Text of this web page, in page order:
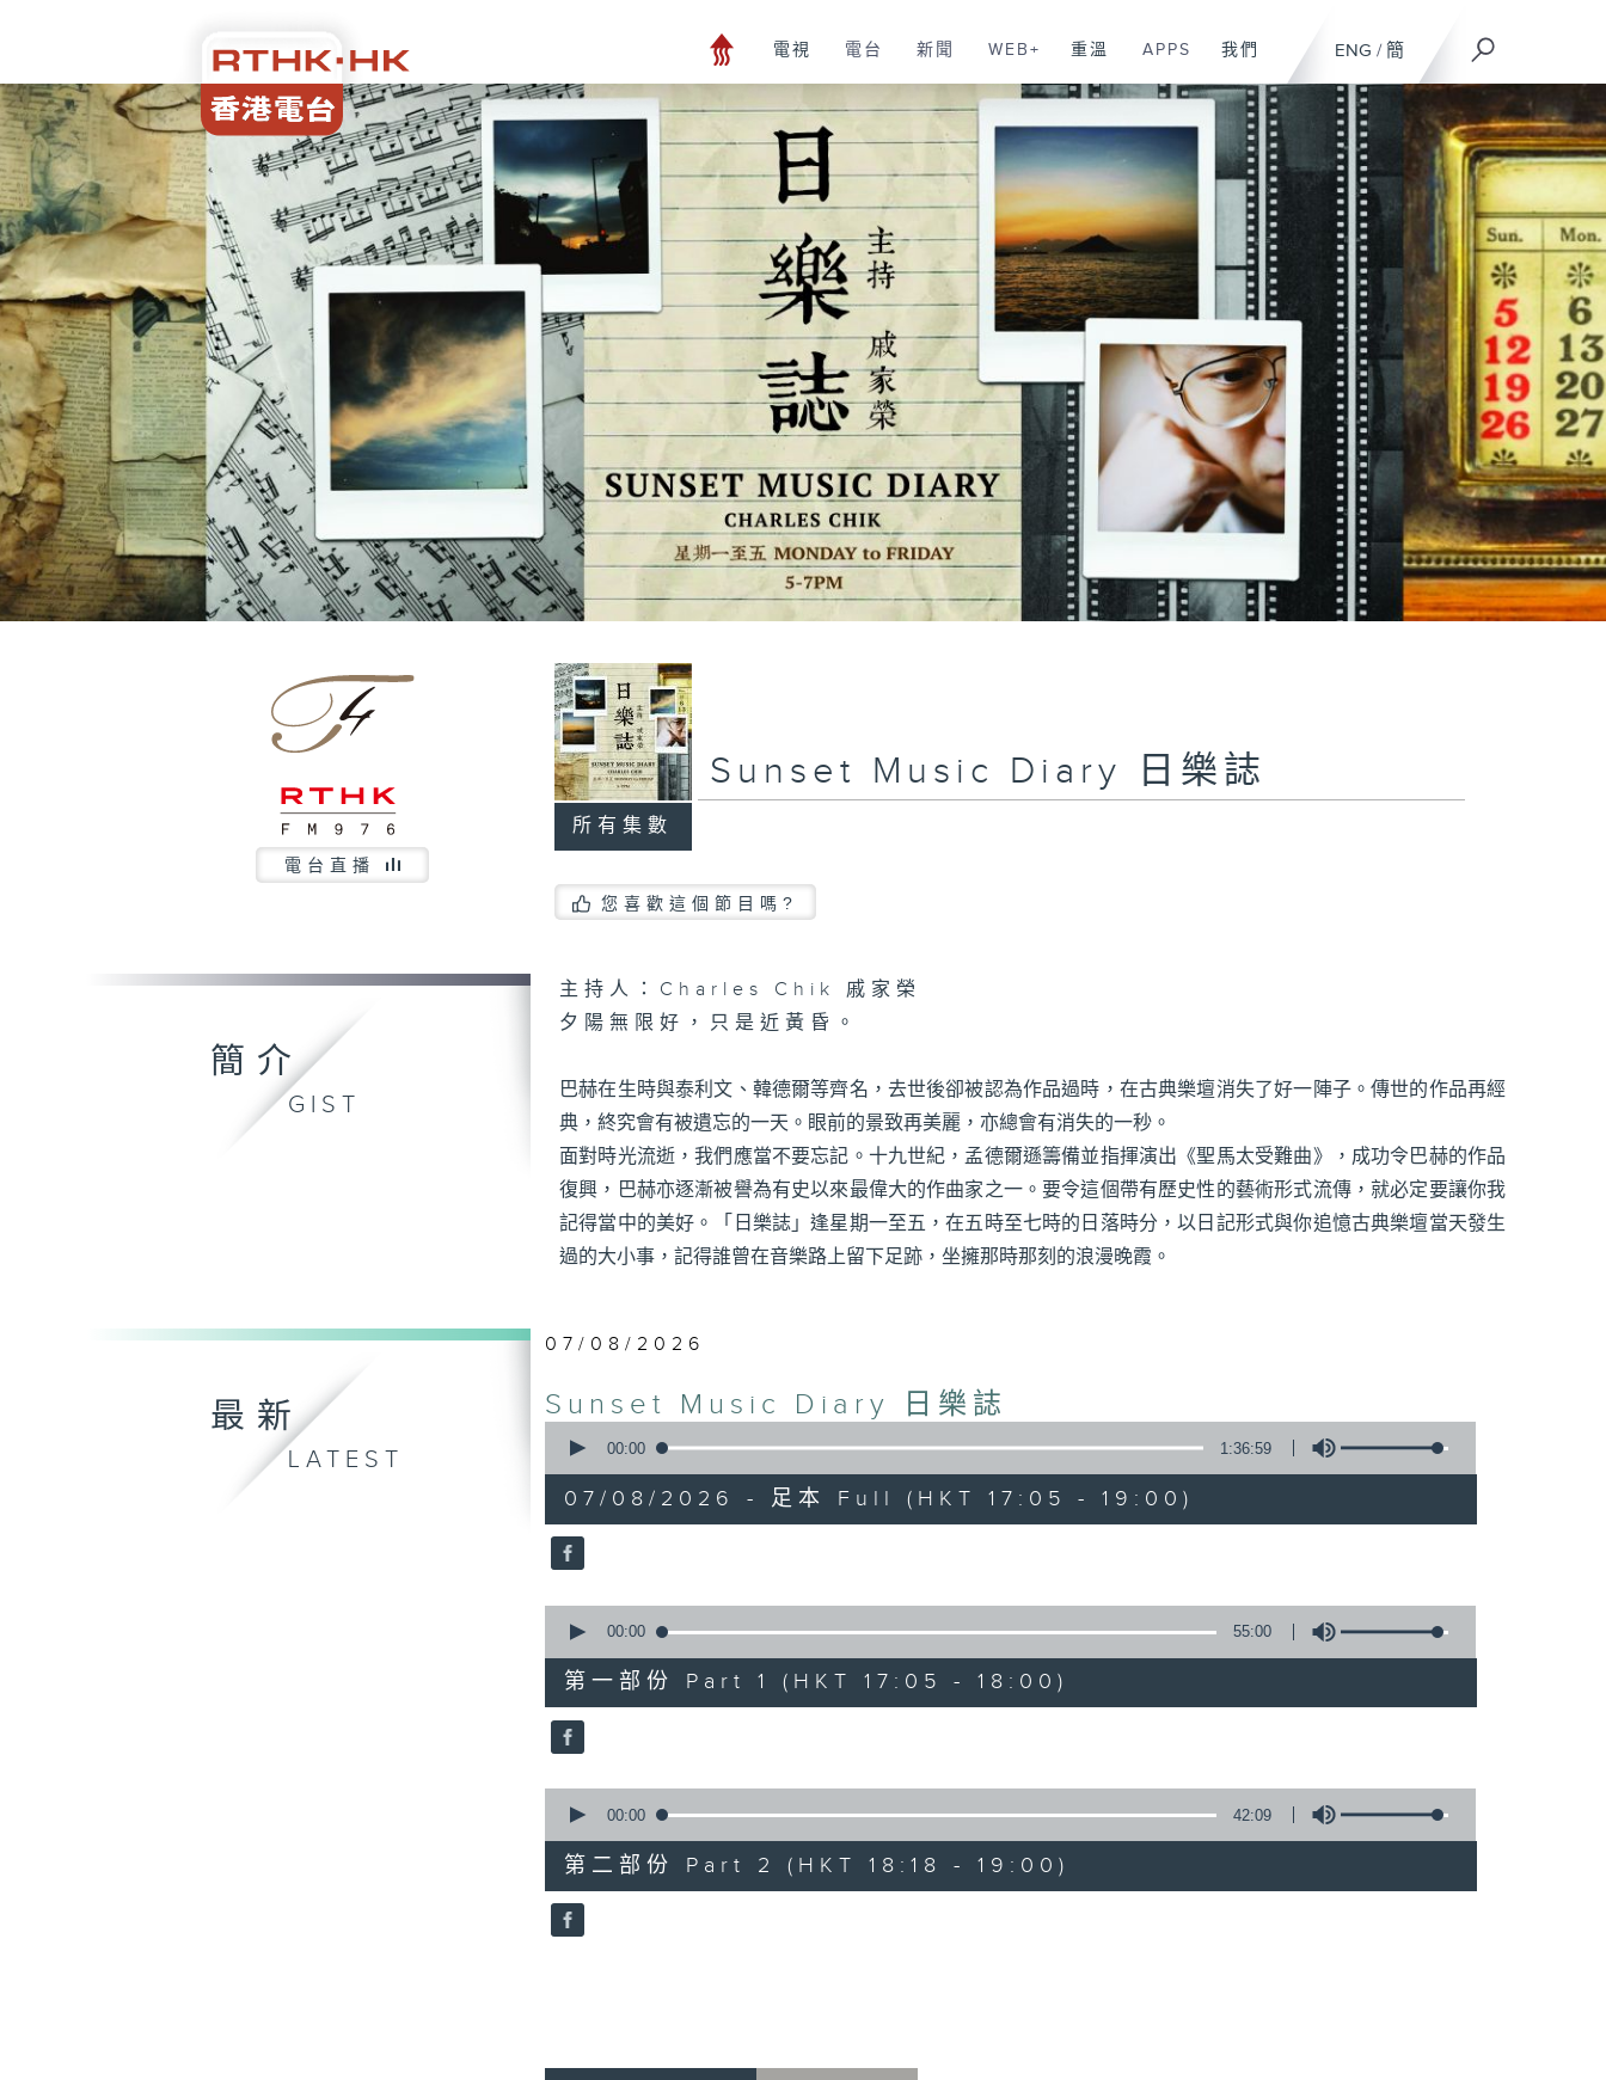
ENG / 簡
電視 電台 新聞 WEB+ 重溫 APPS 我們
電台直播
所有集數
Sunset Music Diary 日樂誌
您喜歡這個節目嗎?
簡介
GIST
主持人：Charles Chik 戚家榮
夕陽無限好，只是近黃昏。
巴赫在生時與泰利文、韓德爾等齊名，去世後卻被認為作品過時，在古典樂壇消失了好一陣子。傳世的作品再經
典，終究會有被遺忘的一天。眼前的景致再美麗，亦總會有消失的一秒。
面對時光流逝，我們應當不要忘記。十九世紀，孟德爾遜籌備並指揮演出《聖馬太受難曲》，成功令巴赫的作品
復興，巴赫亦逐漸被譽為有史以來最偉大的作曲家之一。要令這個帶有歷史性的藝術形式流傳，就必定要讓你我
記得當中的美好。「日樂誌」逢星期一至五，在五時至七時的日落時分，以日記形式與你追憶古典樂壇當天發生
過的大小事，記得誰曾在音樂路上留下足跡，坐擁那時那刻的浪漫晚霞。
最新
LATEST
07/08/2026
Sunset Music Diary 日樂誌
seconds
hour,
36
minutes,
59
90%
00:00 1:36:59
07/08/2026 - 足本 Full (HKT 17:05 - 19:00)
seconds
55
minutes,
0
seconds
90%
00:00 55:00
第一部份 Part 1 (HKT 17:05 - 18:00)
seconds
42
minutes,
9
seconds
90%
00:00 42:09
第二部份 Part 2 (HKT 18:18 - 19:00)